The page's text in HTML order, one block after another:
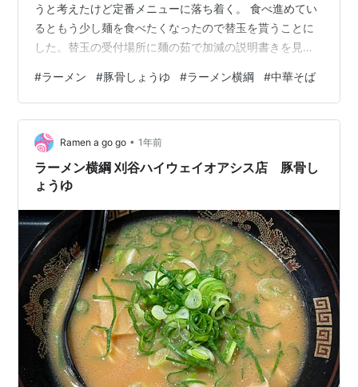
うと考えたけど定番メニューに落ち着く。 食べ進めてい
るともう少し麺を食べたくなったので替玉を貰うことに
した。替玉の受付場所に麺の茹で加減の説明書きを見つ
がする。 横綱の茹で加減はごわ、かた、やわ。かたの下
に普通があるのだろう。一番かたいのがごわと言うらし
い。これ全然聞き覚えのない言葉。ごわ、一度は言って
みたい。 横綱で替玉をしたのははじめて、これはあり。
替玉時に味変していい感じ。 今日の朝ラーメンもいいも
のだった。 ラーメン横綱 刈谷オ…
#ラーメン #豚骨しょうゆ #ラーメン横綱 #中華そば
Ramen a go go • 1年前
ラーメン横綱 刈谷ハイウェイオアシス店 豚骨し
ょうゆ